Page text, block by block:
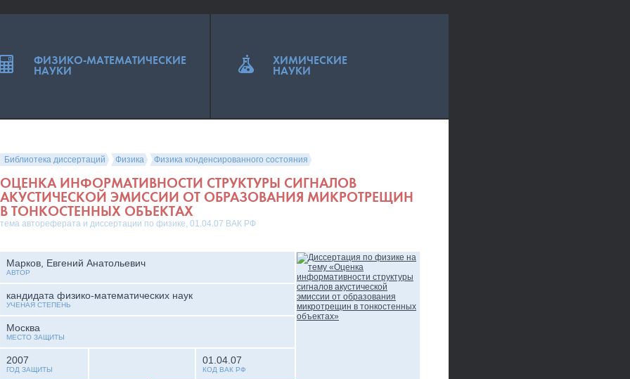
Библиотека диссертаций Физика Физика конденсированного состояния
ОЦЕНКА ИНФОРМАТИВНОСТИ СТРУКТУРЫ СИГНАЛОВ
АКУСТИЧЕСКОЙ ЭМИССИИ ОТ ОБРАЗОВАНИЯ МИКРОТРЕЩИН
В ТОНКОСТЕННЫХ ОБЪЕКТАХ
тема автореферата и диссертации по физике, 01.04.07 ВАК РФ
Марков, Евгений Анатольевич
АВТОР
кандидата физико-математических наук
УЧЕНАЯ СТЕПЕНЬ
Москва
МЕСТО ЗАЩИТЫ
2007
ГОД ЗАЩИТЫ
01.04.07
КОД ВАК РФ
ФИЗИКО-МАТЕМАТИЧЕСКИЕ
НАУКИ
ХИМИЧЕСКИЕ
НАУКИ